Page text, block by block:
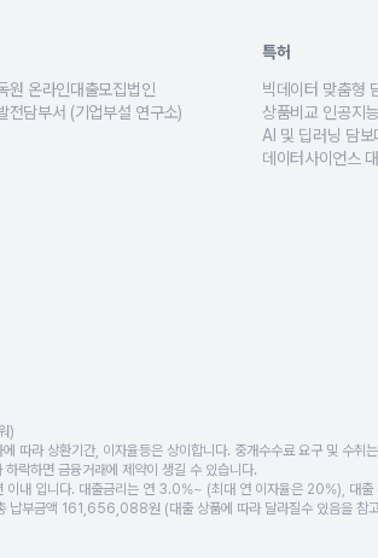
금융 알고리즘 인증을 보유해 정확한 비교 서비스 제공
융서비스로 공식 인정받은 핀테크 플랫폼입니다.
전문기업 인증입니다.
·빅데이터 기술력을 공식적으로 인정받았습니다.
역량·프로세스 혁신 능력을 인정받았습니다.
원 온라인대출모집법인
원 정식 등록 온라인대출모집법인으로, 법적 기준을 준
전담부서 (기업부설 연구소)
분석, 금리 예측, 빅데이터 기반 심사 기술 등을 연구하
특허
빅데이터 맞춤형
고객의 소득·주
상품비교 인공지
수백 개의 대출
AI 및 딥러닝 담보
딥러닝 기반으로
데이터사이언스
)
따라 상환기간, 이자율등은 상이합니다. 중개수수료 요구 및 수취
락하면 금융거래에 제약이 생길 수 있습니다.
이내 입니다. 대출금리는 연 3.0%~ (최대 연 이자율은 20%), 대출
부금액 161,656,088원 (대출 상품에 따라 달라질수 있음을 참